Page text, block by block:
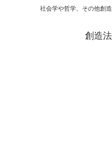
社会学や哲学、その他創
創造